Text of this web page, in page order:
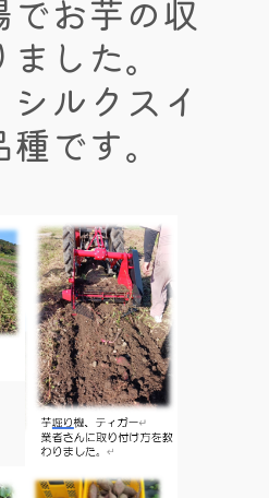
でお芋の収
した。
ルクスイ
です。